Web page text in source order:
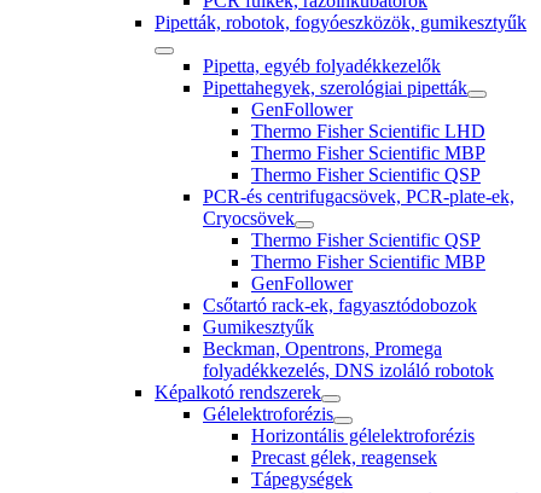
Pipetták, robotok, fogyóeszközök, gumikesztyűk
Pipetta, egyéb folyadékkezelők
Pipettahegyek, szerológiai pipetták
GenFollower
Thermo Fisher Scientific LHD
Thermo Fisher Scientific MBP
Thermo Fisher Scientific QSP
PCR-és centrifugacsövek, PCR-plate-ek,
Cryocsövek
Thermo Fisher Scientific QSP
Thermo Fisher Scientific MBP
GenFollower
Csőtartó rack-ek, fagyasztódobozok
Gumikesztyűk
Beckman, Opentrons, Promega
folyadékkezelés, DNS izoláló robotok
Képalkotó rendszerek
Gélelektroforézis
Horizontális gélelektroforézis
Precast gélek, reagensek
Tápegységek